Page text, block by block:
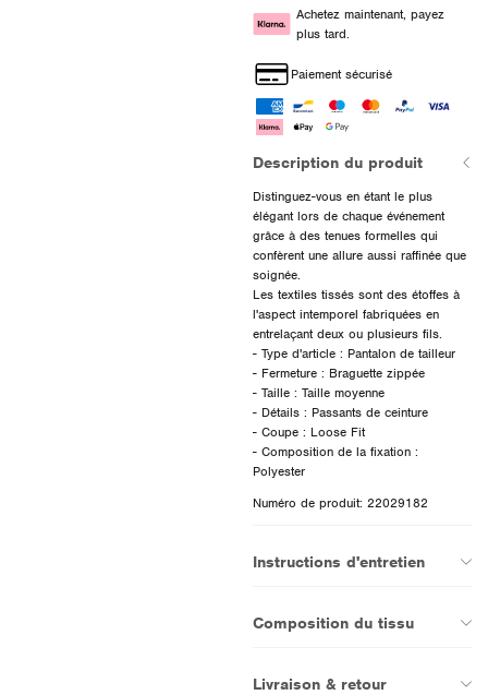
Achetez maintenant, payez
plus tard.
Paiement sécurisé
Description du produit
Distinguez-vous en étant le plus
élégant lors de chaque événement
grâce à des tenues formelles qui
confèrent une allure aussi raffinée que
soignée.
Les textiles tissés sont des étoffes à
l'aspect intemporel fabriquées en
entrelaçant deux ou plusieurs fils.
- Type d'article : Pantalon de tailleur
- Fermeture : Braguette zippée
- Taille : Taille moyenne
- Détails : Passants de ceinture
- Coupe : Loose Fit
- Composition de la fixation :
Polyester
Numéro de produit: 22029182
Instructions d'entretien
Composition du tissu
Livraison & retour